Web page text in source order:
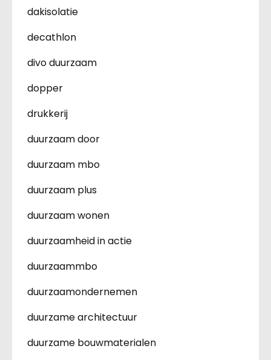
dakisolatie
decathlon
divo duurzaam
dopper
drukkerij
duurzaam door
duurzaam mbo
duurzaam plus
duurzaam wonen
duurzaamheid in actie
duurzaammbo
duurzaamondernemen
duurzame architectuur
duurzame bouwmaterialen